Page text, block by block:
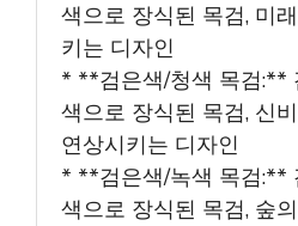
색으로 장식된 목검, 미
키는 디자인
* **검은색/청색 목검:**
색으로 장식된 목검, 신
연상시키는 디자인
* **검은색/녹색 목검:**
색으로 장식된 목검, 숲